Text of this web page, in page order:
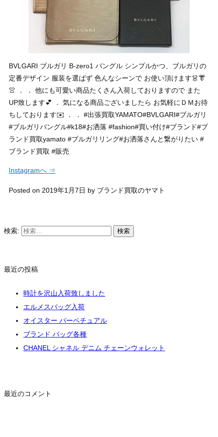
BVLGARI ブルガリ B-zero1 バングル シンプルかつ、ブルガリの
定番デザイン 服装を選ばず 色んなシーンで お使い頂けます👗👘
👚 ． ． 他にも可愛い商品たくさん入荷しておりますので また
UP致します💕 ． 気になる商品ございましたら お気軽にＤＭお待
ちしております✉️ ． ． #出張買取YAMATO#BVLGARI#ブルガリ
#ブルガリバングル#k18#お洒落 #fashion#買い付け#ブランド#ブ
ランド買取yamato #ブルガリリング#お洒落さんと繋がりたい #
ブランド買取 #販売
Instagramへ ⇒
Posted on 2019年1月7日 by ブランド買取のヤマト
検索:
最近の投稿
時計を沢山入荷致しました
エルメスバッグ入荷
オイスター パーペチュアル
ブランド バッグ各種
CHANEL シャネル デニム チェーンウォレット
最近のコメント